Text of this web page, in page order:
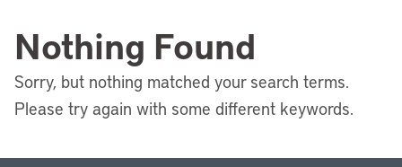
Nothing Found
Sorry, but nothing matched your search terms.
Please try again with some different keywords.